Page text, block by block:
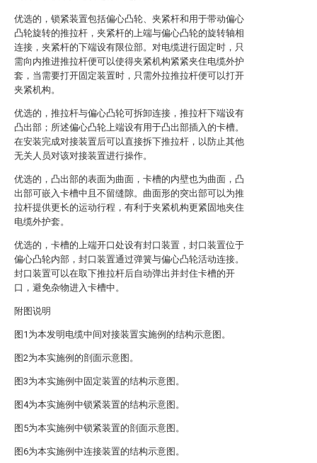
优选的，锁紧装置包括偏心凸轮、夹紧杆和用于带动偏心
凸轮旋转的推拉杆，夹紧杆的上端与偏心凸轮的旋转轴相
连接，夹紧杆的下端设有限位部。对电缆进行固定时，只
需向内推进推拉杆便可以使得夹紧机构紧紧夹住电缆外护
套，当需要打开固定装置时，只需外拉推拉杆便可以打开
夹紧机构。
优选的，推拉杆与偏心凸轮可拆卸连接，推拉杆下端设有
凸出部；所述偏心凸轮上端设有用于凸出部插入的卡槽。
在安装完成对接装置后可以直接拆下推拉杆，以防止其他
无关人员对该对接装置进行操作。
优选的，凸出部的表面为曲面，卡槽的内壁也为曲面，凸
出部可嵌入卡槽中且不留缝隙。曲面形的突出部可以为推
拉杆提供更长的运动行程，有利于夹紧机构更紧固地夹住
电缆外护套。
优选的，卡槽的上端开口处设有封口装置，封口装置位于
偏心凸轮内部，封口装置通过弹簧与偏心凸轮活动连接。
封口装置可以在取下推拉杆后自动弹出并封住卡槽的开
口，避免杂物进入卡槽中。
附图说明
图1为本发明电缆中间对接装置实施例的结构示意图。
图2为本实施例的剖面示意图。
图3为本实施例中固定装置的结构示意图。
图4为本实施例中锁紧装置的结构示意图。
图5为本实施例中锁紧装置的剖面示意图。
图6为本实施例中连接装置的结构示意图。